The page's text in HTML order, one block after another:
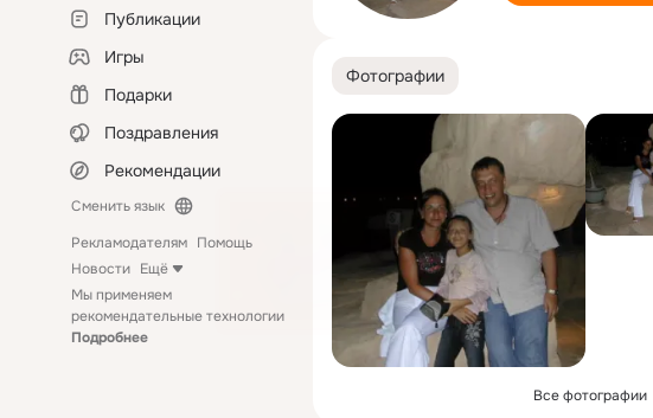
Публикации
Игры
Подарки
Поздравления
Рекомендации
Сменить язык
Рекламодателям Помощь
Новости Ещё
Мы применяем
рекомендательные технологии
Подробнее
Фотографии
Все фотографии